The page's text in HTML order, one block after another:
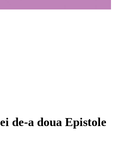
de-a doua Epistole